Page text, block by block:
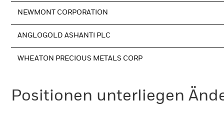
NEWMONT CORPORATION
ANGLOGOLD ASHANTI PLC
WHEATON PRECIOUS METALS CORP
Positionen unterliegen